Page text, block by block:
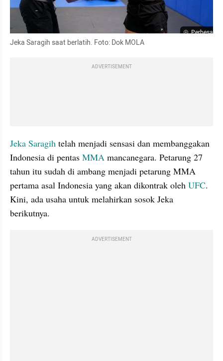
Perbesar
Jeka Saragih saat berlatih. Foto: Dok MOLA
ADVERTISEMENT
Jeka Saragih telah menjadi sensasi dan membanggakan
Indonesia di pentas MMA mancanegara. Petarung 27
tahun itu sudah di ambang menjadi petarung MMA
pertama asal Indonesia yang akan dikontrak oleh UFC.
Kini, ada usaha untuk melahirkan sosok Jeka
berikutnya.
ADVERTISEMENT